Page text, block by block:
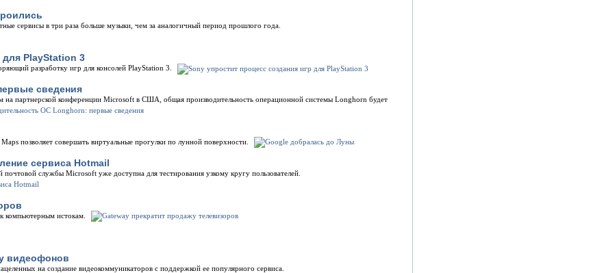
сервисы в три раза больше музыки, чем за аналогичный период прошлого года.
для PlayStation 3
разработку игр для консолей PlayStation 3.
сведения
партнерской конференции Microsoft в США, общая производительность операционной системы Longhorn будет
позволяет совершать виртуальные прогулки по лунной поверхности.
сервиса Hotmail
службы Microsoft уже доступна для тестирования узкому кругу пользователей.
компьютерным истокам.
видеофонов
на создание видеокоммуникаторов с поддержкой ее популярного сервиса.